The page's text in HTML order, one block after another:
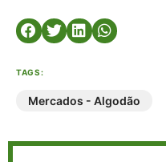
TAGS:
Mercados - Algodão